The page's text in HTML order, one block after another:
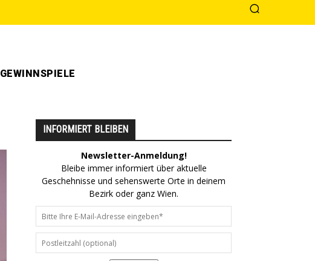
GEWINNSPIELE
INFORMIERT BLEIBEN
Newsletter-Anmeldung!
Bleibe immer informiert über aktuelle
Geschehnisse und sehenswerte Orte in deinem
Bezirk oder ganz Wien.